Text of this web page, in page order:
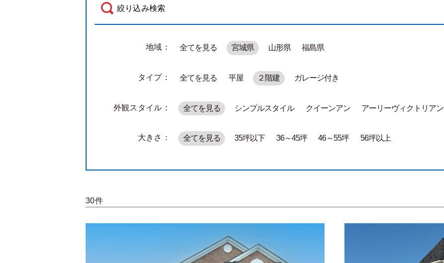
絞り込み検索
地域： 全てを見る 宮城県 山形県 福島県
タイプ： 全てを見る 平屋 ２階建 ガレージ付き
外観スタイル： 全てを見る シンプルスタイル クイーンアン アーリーヴィクトリアン
大きさ： 全てを見る 35坪以下 36～45坪 46～55坪 56坪以上
30件